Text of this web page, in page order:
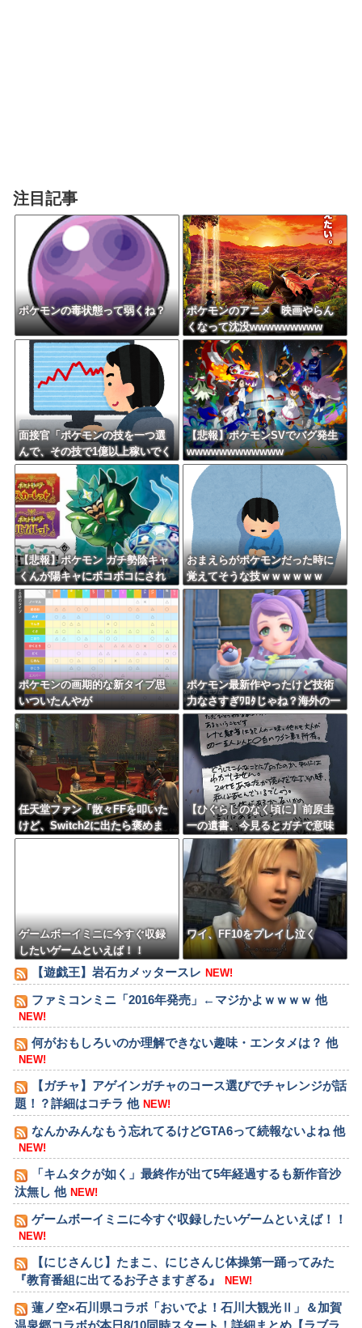
注目記事
ポケモンの毒状態って弱くね？
ポケモンのアニメ 映画やらん
くなって沈没wwwwwwwww
面接官「ポケモンの技を一つ選
んで、その技で1億以上稼いでく
ださい」
【悲報】ポケモンSVでバグ発生
wwwwwwwwwwww
【悲報】ポケモン ガチ勢陰キャ
くんが陽キャにボコボコにされ
てる話をDLCで実装して大荒れ
おまえらがポケモンだった時に
覚えてそうな技ｗｗｗｗｗｗ
ポケモンの画期的な新タイプ思
いついたんやが
ポケモン最新作やったけど技術
力なさすぎﾜﾛﾀじゃね？海外の一
流ゲームメーカーに権利を売っ
てしまえばいいのに
任天堂ファン「散々FFを叩いた
けど、Switch2に出たら褒めま
す」
【ひぐらしのなく頃に】前原圭
一の遺書、今見るとガチで意味
不明すぎるｗｗｗｗｗｗｗｗｗ
ｗｗ
ゲームボーイミニに今すぐ収録
したいゲームといえば！！
ワイ、FF10をプレイし泣く
【遊戯王】岩石カメッタースレ NEW!
ファミコンミニ「2016年発売」←マジかよｗｗｗｗ 他
NEW!
何がおもしろいのか理解できない趣味・エンタメは？ 他
NEW!
【ガチャ】アゲインガチャのコース選びでチャレンジが話
題！？詳細はコチラ 他 NEW!
なんかみんなもう忘れてるけどGTA6って続報ないよね 他
NEW!
「キムタクが如く」最終作が出て5年経過するも新作音沙
汰無し 他 NEW!
ゲームボーイミニに今すぐ収録したいゲームといえば！！
NEW!
【にじさんじ】たまこ、にじさんじ体操第一踊ってみた
『教育番組に出てるお子さますぎる』
NEW!
蓮ノ空×石川県コラボ「おいでよ！石川大観光Ⅱ」＆加賀